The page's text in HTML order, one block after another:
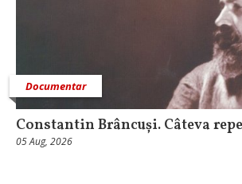
Documentar
Constantin Brâncuși. Câteva
05 Aug, 2026